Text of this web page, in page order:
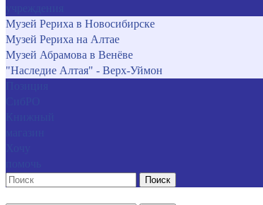
Музей Рериха в Новосибирске
Музей Рериха на Алтае
Музей Абрамова в Венёве
"Наследие Алтая" - Верх-Уймон
Поиск